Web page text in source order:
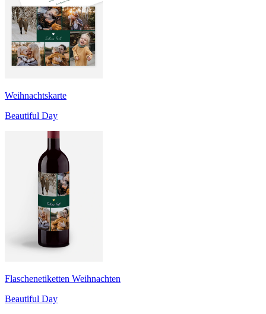
Weihnachtskarte
Beautiful Day
Flaschenetiketten Weihnachten
Beautiful Day